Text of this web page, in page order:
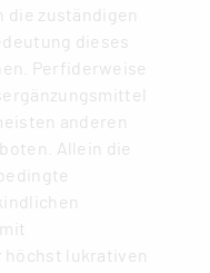
die zuständigen
dieses
Perfiderweise
anderen
Allein die
höchst lukrativen